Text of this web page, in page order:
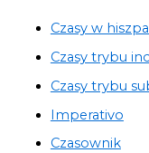
Czasy w
Czasy trybu
Czasy trybu
Imperativo
Czasownik